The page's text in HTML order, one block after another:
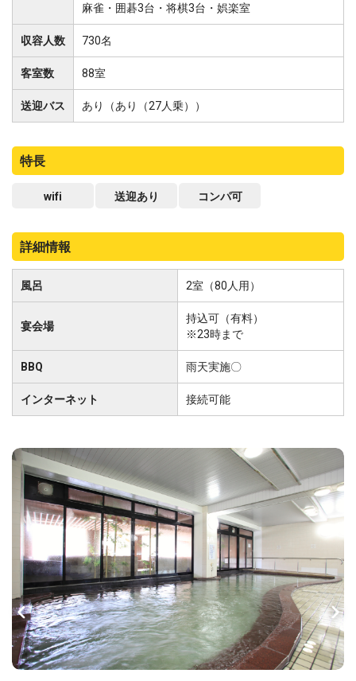
麻雀・囲碁3台・将棋3台・娯楽室
収容人数 730名
客室数 88室
送迎バス あり （あり（27人乗））
特長
wifi 送迎あり コンパ可
詳細情報
風呂 2室（80人用）
宴会場
持込可（有料）
※23時まで
BBQ 雨天実施〇
インターネット 接続可能